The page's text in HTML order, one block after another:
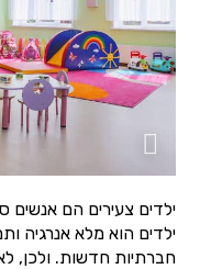
ילדים צעירים הם אנשים
ילדים הוא מלא אנרגיה
חברתיות חדשות. ולכן,